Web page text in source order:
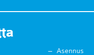
Asennus